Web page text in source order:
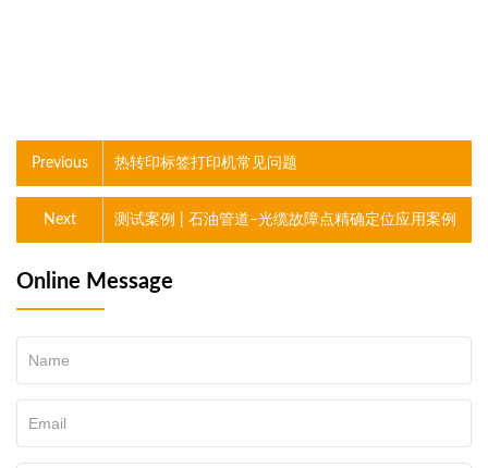
Previous 热转印标签打印机常见问题
测试案例 | 石油管道–光缆故障点精确定位应用案例
Next
Online Message